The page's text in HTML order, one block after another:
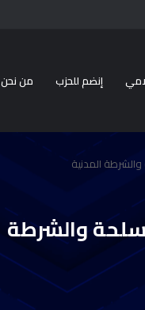
إنضم للحزب من نحن
المدنية
والشرطة